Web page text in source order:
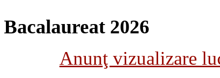
Bacalaureat 2026
Anunţ vizualizare